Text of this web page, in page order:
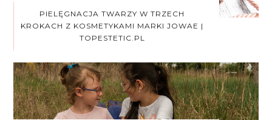
PIELĘGNACJA TWARZY W TRZECH
KROKACH Z KOSMETYKAMI MARKI JOWAE |
TOPESTETIC.PL